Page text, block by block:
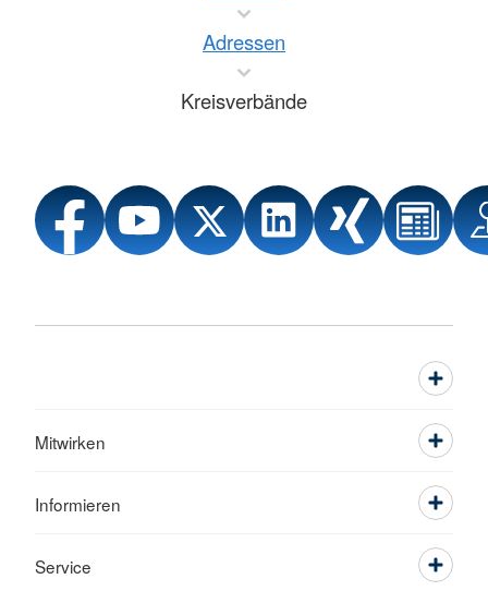
Adressen
Kreisverbände
Mitwirken
Informieren
Service